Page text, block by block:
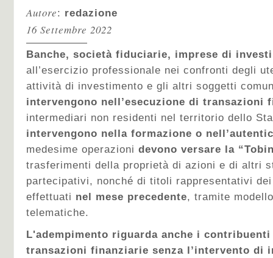
Autore: redazione
16 Settembre 2022
Banche, società fiduciarie, imprese di
all’esercizio professionale nei confronti degli
attività di investimento e gli altri soggetti
intervengono nell’esecuzione di transazioni
intermediari non residenti nel territorio dello
intervengono nella formazione o
medesime operazioni devono versare la
trasferimenti della proprietà di azioni e di altri
partecipativi, nonché di titoli rappresentativi
effettuati nel mese precedente, tramite
telematiche.
L'adempimento riguarda anche i
transazioni finanziarie senza l’intervento di